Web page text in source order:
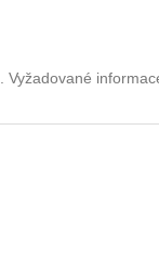
Vyžadované